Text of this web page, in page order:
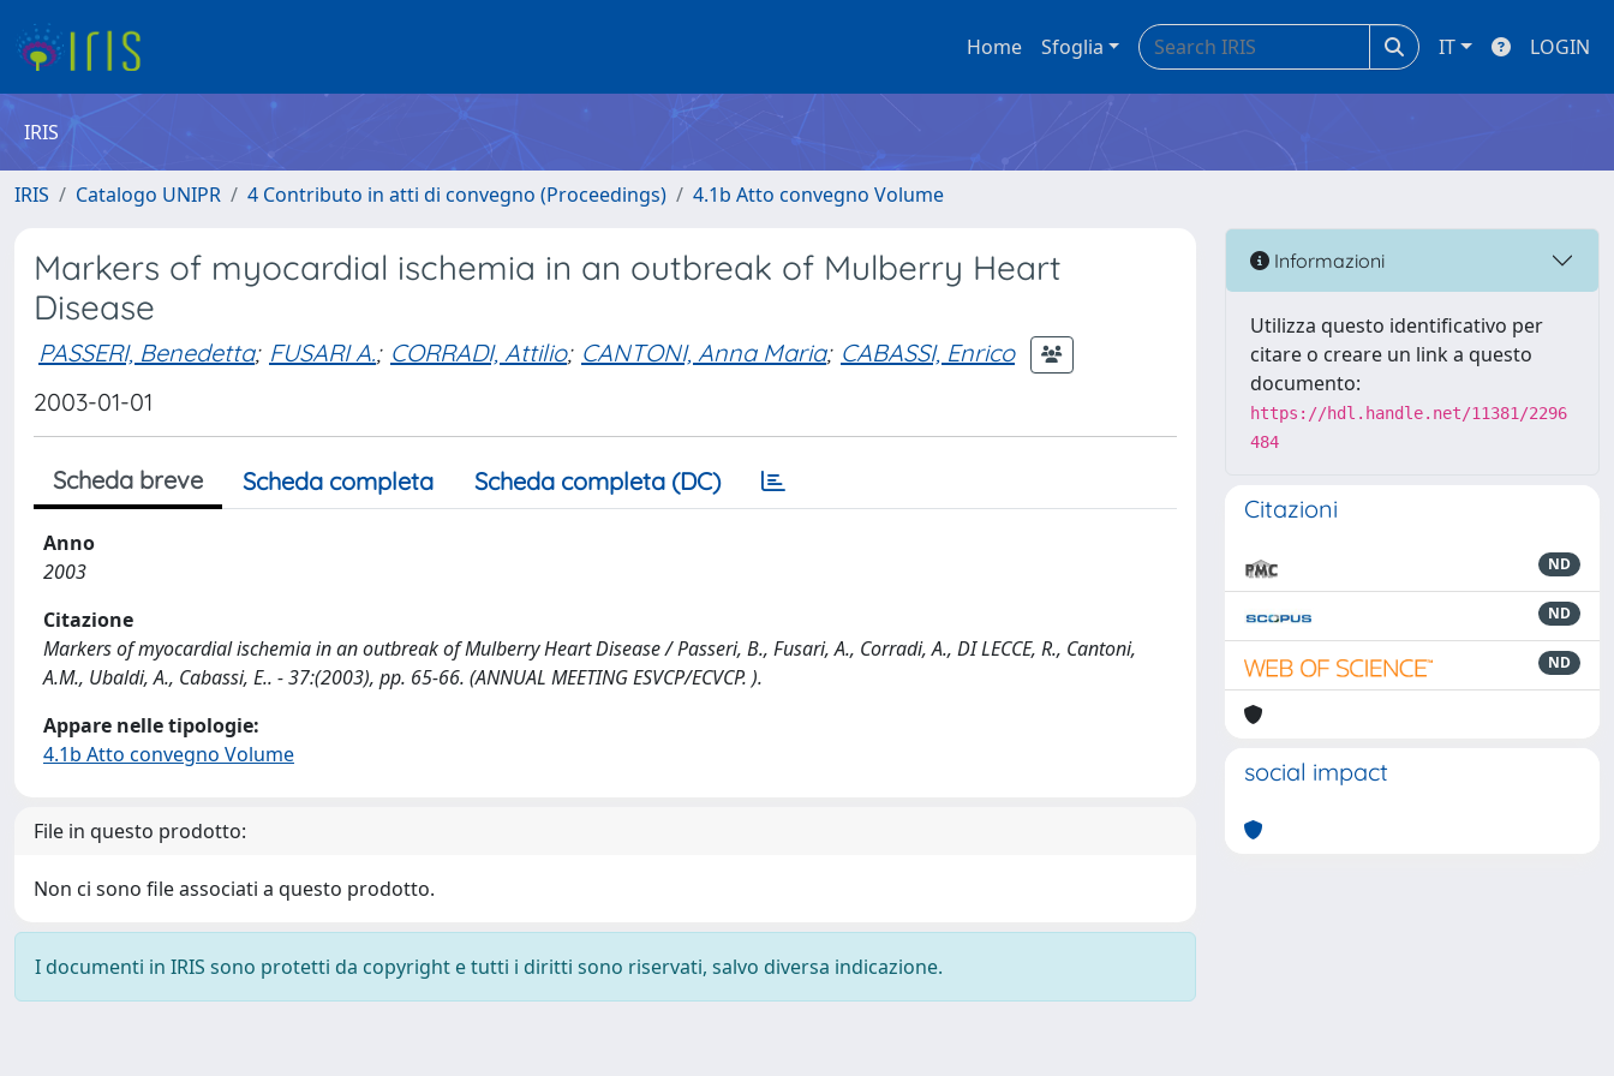
Home Sfoglia IT LOGIN
IRIS
IRIS Catalogo UNIPR 4 Contributo in atti di convegno (Proceedings) 4.1b Atto convegno Volume
Markers of myocardial ischemia in an outbreak of Mulberry Heart
Disease
PASSERI, Benedetta; FUSARI A.; CORRADI, Attilio; CANTONI, Anna Maria; CABASSI, Enrico
2003-01-01
Scheda breve Scheda completa Scheda completa (DC)
Anno
2003
Citazione
Markers of myocardial ischemia in an outbreak of Mulberry Heart Disease / Passeri, B., Fusari, A., Corradi, A., DI LECCE, R., Cantoni,
A.M., Ubaldi, A., Cabassi, E.. - 37:(2003), pp. 65-66. (ANNUAL MEETING ESVCP/ECVCP. ).
Appare nelle tipologie:
4.1b Atto convegno Volume
File in questo prodotto:
Non ci sono file associati a questo prodotto.
I documenti in IRIS sono protetti da copyright e tutti i diritti sono riservati, salvo diversa indicazione.
Informazioni
Utilizza questo identificativo per
citare o creare un link a questo
documento:
https://hdl.handle.net/11381/2296
484
Citazioni
ND
ND
ND
social impact